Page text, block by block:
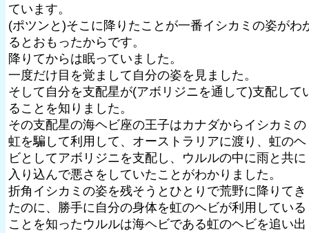
ています。
(ポツンと)そこに降りたことが一番イシカミの姿がわ
るとおもったからです。
降りてからは眠っていました。
一度だけ目を覚まして自分の姿を見ました。
そして自分を支配星が(アボリジニを通して)支配して
ることを知りました。
その支配星の海ヘビ座の王子はカナダからイシカミの
虹を騙して利用して、オーストラリアに渡り、虹のヘ
ビとしてアボリジニを支配し、ウルルの中に雨と共に
入り込んで悪さをしていたことがわかりました。
折角イシカミの姿を残そうとひとりで荒野に降りてき
たのに、勝手に自分の身体を虹のヘビが利用している
ことを知ったウルルは海ヘビである虹のヘビを追い出